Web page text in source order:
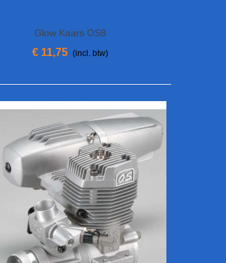
In Winkelwagen
Glow Kaars OS8
€ 11,75 (incl. btw)